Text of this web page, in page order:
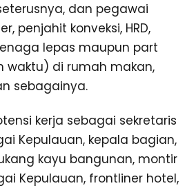
dan pegawai
penjahit konveksi, HRD,
lepas maupun part
waktu) di rumah makan,
sebagainya.
kerja sebagai sekretaris
Kepulauan, kepala bagian,
kayu bangunan, montir
Kepulauan, frontliner hotel,